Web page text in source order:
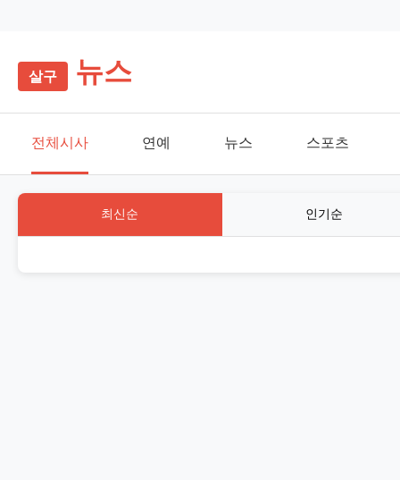
뉴스
전체시사 연예 뉴스 스포츠
최신순 인기순